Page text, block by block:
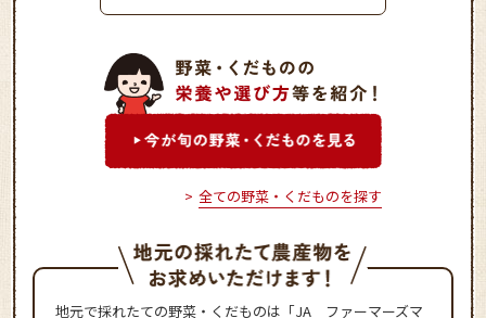
全ての野菜・くだものを探す
地元で採れたての野菜・くだものは「JA ファーマーズマ